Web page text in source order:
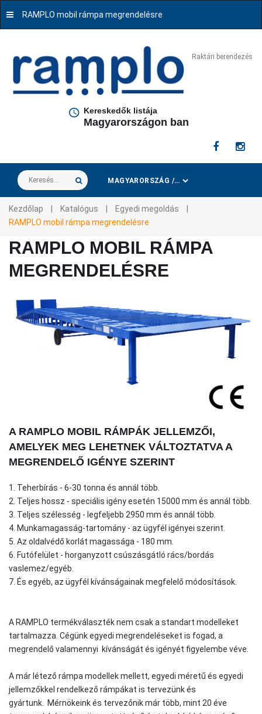
Raktári berendezés
Kereskedők listája
Magyarországon ban
RAMPLO mobil rámpa megrendelésre
Keresés...
Kezdőlap Katalógus Egyedi megoldás
RAMPLO mobil rámpa megrendelésre
RAMPLO MOBIL RÁMPA
MEGRENDELÉSRE
A RAMPLO MOBIL RÁMPÁK JELLEMZŐI,
AMELYEK MEG LEHETNEK VÁLTOZTATVA A
MEGRENDELŐ IGÉNYE SZERINT
1. Teherbírás - 6-30 tonna és annál több.
2. Teljes hossz - speciális igény esetén 15000 mm és annál több.
3. Teljes szélesség - legfeljebb 2950 mm és annál több.
4. Munkamagasság-tartomány - az ügyfél igényei szerint.
5. Az oldalvédő korlát magassága - 180 mm.
6. Futófelület - horganyzott csúszásgátló rács/bordás
vaslemez/egyéb.
7. És egyéb, az ügyfél kívánságainak megfelelő módosítások.
A RAMPLO termékválaszték nem csak a standart modelleket
tartalmazza. Cégünk egyedi megrendeléseket is fogad, a
megrendelő valamennyi kívánságát és igényét figyelembe véve.
A már létező rámpa modellek mellett, egyedi méretű és egyedi
jellemzőkkel rendelkező rámpákat is tervezünk és
gyártunk.
Mérnökeink és tervezőnik már több, mint 20 éve